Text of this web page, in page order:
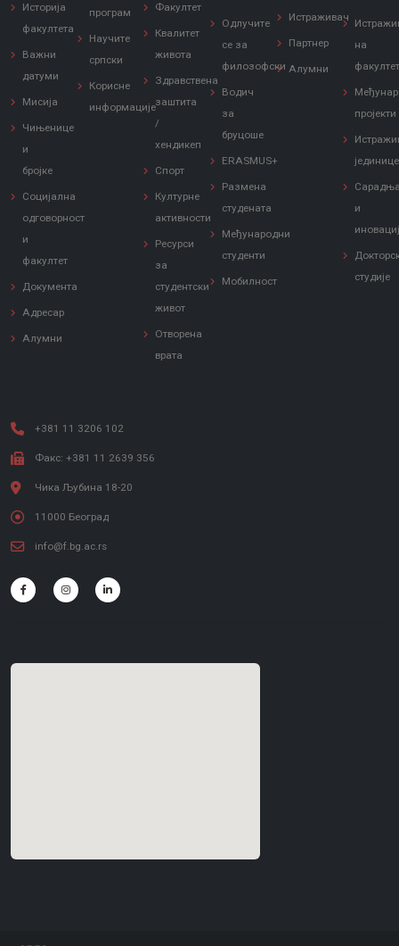
Историја
факултета
Важни
датуми
Мисија
Чињенице
и
бројке
Социјална
одговорност
и
факултет
Документа
Адресар
Алумни
програм
Научите
српски
Корисне
информације
Факултет
Квалитет
живота
Здравствена
заштита
/
хендикеп
Спорт
Културне
активности
Ресурси
за
студентски
живот
Отворена
врата
Одлучите
се за
филозофски
Водич
за
бруцоше
ERASMUS+
Размена
студената
Међународни
студенти
Мобилност
Истраживач
Партнер
Алумни
на
пројекти
јединице
и
студије
+381 11 3206 102
Факс: +381 11 2639 356
Чика Љубина 18-20
11000 Београд
info@f.bg.ac.rs